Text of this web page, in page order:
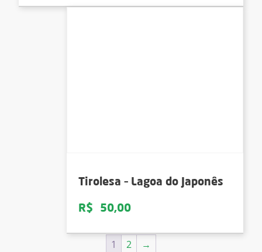
Tirolesa – Lagoa do Japonês
R$ 50,00
1 2 →